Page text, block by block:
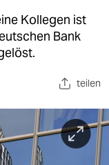
Kollegen ist
Bank
teilen